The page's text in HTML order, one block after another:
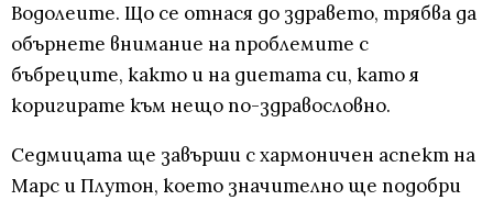
Водолеите. Що се отнася до здравето, трябва да
обърнете внимание на проблемите с
бъбреците, както и на диетата си, като я
коригирате към нещо по-здравословно.
Седмицата ще завърши с хармоничен аспект на
Марс и Плутон, което значително ще подобри